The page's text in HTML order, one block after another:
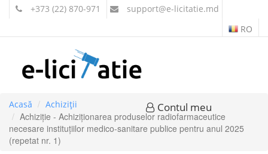
+373 (22) 870-971 support@e-licitatie.md
RO
Contul meu
Acasă Achiziții
Achiziție - Achiziționarea produselor radiofarmaceutice
necesare instituțiilor medico-sanitare publice pentru anul 2025
(repetat nr. 1)